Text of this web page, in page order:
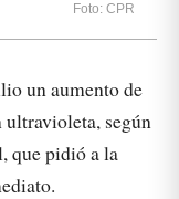
Foto: CPR
un aumento de
según
que pidió a la